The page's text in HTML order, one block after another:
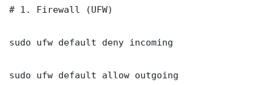
# 1. Firewall (UFW)
sudo ufw default deny incoming
sudo ufw default allow outgoing